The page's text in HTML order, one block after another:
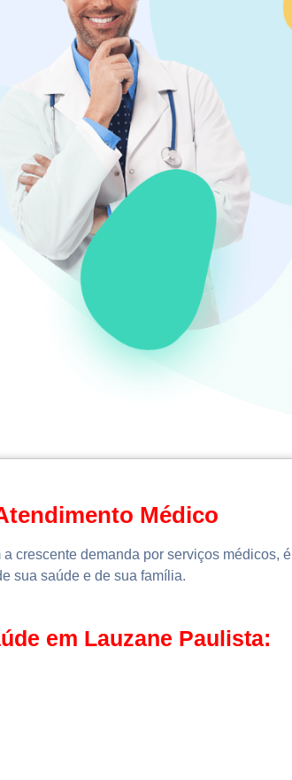
Médico
crescente demanda por serviços médicos, é
sua saúde e de sua família.
em Lauzane Paulista: